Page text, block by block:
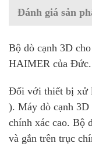
Đánh giá sản
Bộ dò cạnh 3D
HAIMER của Đức.
Đối với thiết bị xử
). Máy dò cạnh
chính xác cao. Bộ
và gắn trên trục